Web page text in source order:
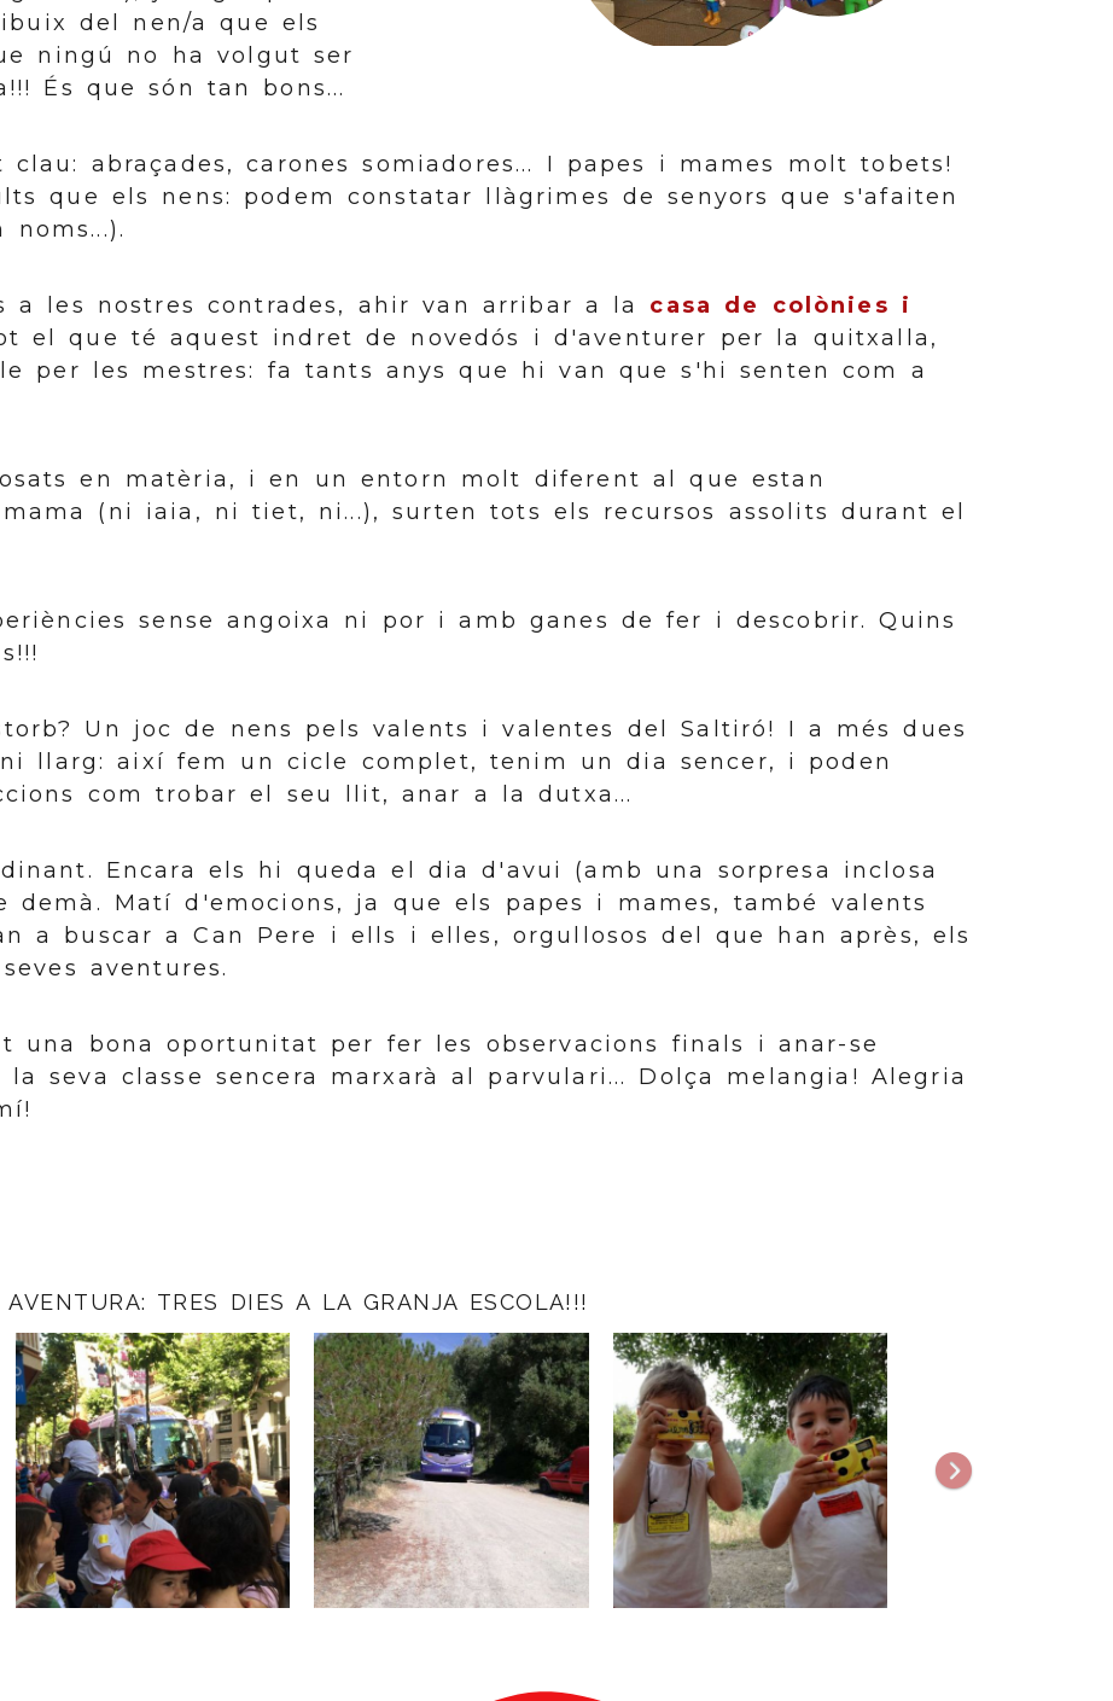
del nen/a que els
ningú no ha volgut ser
És que són tan bons...
abraçades, carones somiadores... I papes i mames molt tobets!
que els nens: podem constatar llàgrimes de senyors que s'afaiten
a les nostres contrades, ahir van arribar a la casa de colònies i
el que té aquest indret de novedós i d'aventurer per la quitxalla,
per les mestres: fa tants anys que hi van que s'hi senten com a
en matèria, i en un entorn molt diferent al que estan
(ni iaia, ni tiet, ni...), surten tots els recursos assolits durant el
sense angoixa ni por i amb ganes de fer i descobrir. Quins
Un joc de nens pels valents i valentes del Saltiró! I a més dues
llarg: així fem un cicle complet, tenim un dia sencer, i poden
com trobar el seu llit, anar a la dutxa...
Encara els hi queda el dia d'avui (amb una sorpresa inclosa
Matí d'emocions, ja que els papes i mames, també valents
a buscar a Can Pere i ells i elles, orgullosos del que han après, els
aventures.
una bona oportunitat per fer les observacions finals i anar-se
seva classe sencera marxarà al parvulari... Dolça melangia! Alegria
TRES DIES A LA GRANJA ESCOLA!!!